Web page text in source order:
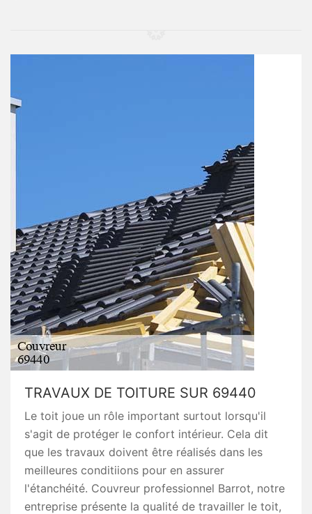
TRAVAUX DE TOITURE SUR 69440
Le toit joue un rôle important surtout lorsqu'il
s'agit de protéger le confort intérieur. Cela dit
que les travaux doivent être réalisés dans les
meilleures conditiions pour en assurer
l'étanchéité. Couvreur professionnel Barrot, notre
entreprise présente la qualité de travailler le toit,